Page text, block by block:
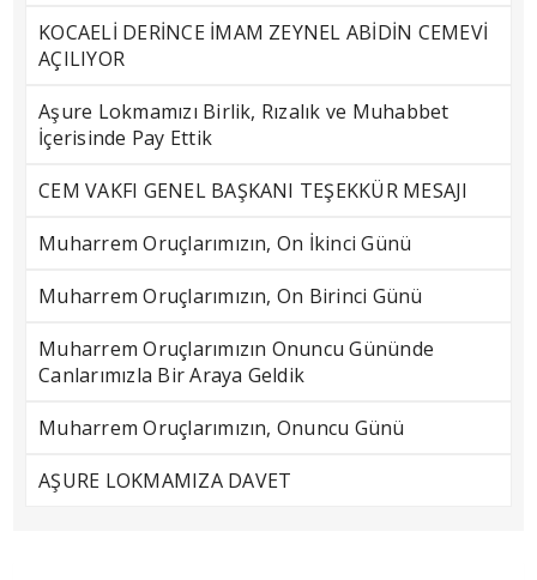
KOCAELİ DERİNCE İMAM ZEYNEL ABİDİN CEMEVİ
AÇILIYOR
Aşure Lokmamızı Birlik, Rızalık ve Muhabbet
İçerisinde Pay Ettik
CEM VAKFI GENEL BAŞKANI TEŞEKKÜR MESAJI
Muharrem Oruçlarımızın, On İkinci Günü
Muharrem Oruçlarımızın, On Birinci Günü
Muharrem Oruçlarımızın Onuncu Gününde
Canlarımızla Bir Araya Geldik
Muharrem Oruçlarımızın, Onuncu Günü
AŞURE LOKMAMIZA DAVET